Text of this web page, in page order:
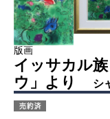
版画
イッサカル
ウ」より
シ